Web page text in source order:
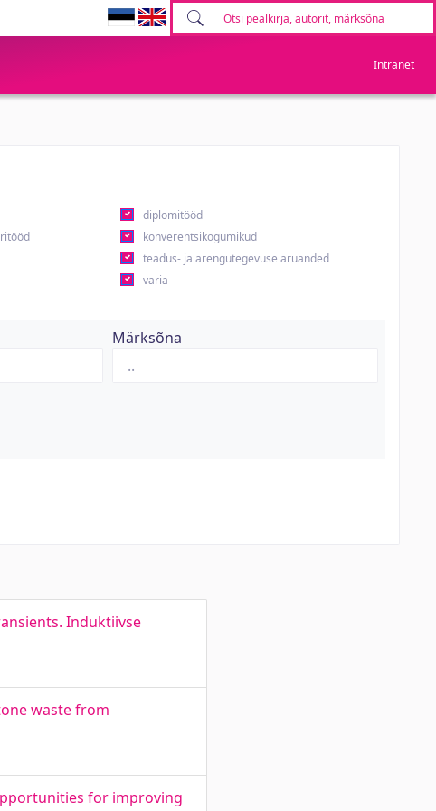
Intranet
diplomitööd
konverentsikogumikud
teadus- ja arengutegevuse aruanded
varia
Märksõna
Induktiivse
waste from
for improving